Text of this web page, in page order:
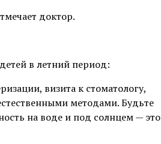
доктор.
в летний период:
визита к стоматологу,
методами. Будьте
на воде и под солнцем — это